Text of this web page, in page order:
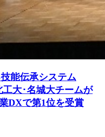
能伝承システム
工大･名城大チームが
DXで第1位を受賞